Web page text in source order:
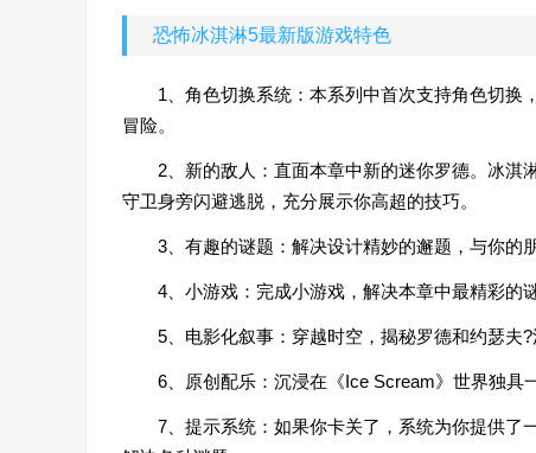
恐怖冰淇淋5最新版游戏特色
1、角色切换系统：本系列中首次支持角色切
冒险。
2、新的敌人：直面本章中新的迷你罗德。冰淇
守卫身旁闪避逃脱，充分展示你高超的技巧。
3、有趣的谜题：解决设计精妙的邂题，与你的
4、小游戏：完成小游戏，解决本章中最精彩的谜
5、电影化叙事：穿越时空，揭秘罗德和约瑟夫?
6、原创配乐：沉浸在《Ice Scream》世界独具
7、提示系统：如果你卡关了，系统为你提供了